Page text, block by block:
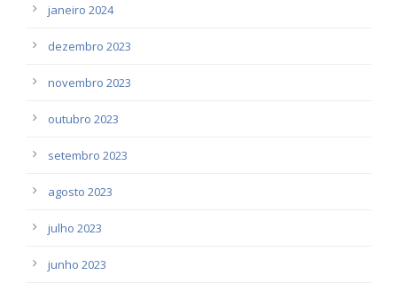
janeiro 2024
dezembro 2023
novembro 2023
outubro 2023
setembro 2023
agosto 2023
julho 2023
junho 2023